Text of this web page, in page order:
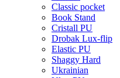
Classic pocket
Book Stand
Cristall PU
Drobak Lux-flip
Elastic PU
Shaggy Hard
Ukrainian